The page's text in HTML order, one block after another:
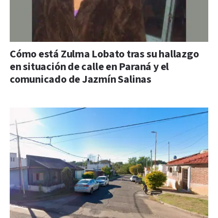
Cómo está Zulma Lobato tras su hallazgo
en situación de calle en Paraná y el
comunicado de Jazmín Salinas